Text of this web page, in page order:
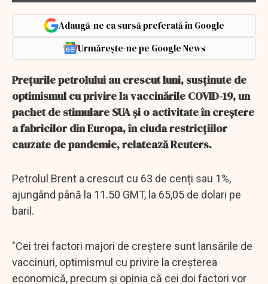
Adaugă-ne ca sursă preferată în Google
Urmărește-ne pe Google News
Prețurile petrolului au crescut luni, susținute de
optimismul cu privire la vaccinările COVID-19, un
pachet de stimulare SUA și o activitate în creștere
a fabricilor din Europa, în ciuda restricțiilor
cauzate de pandemie, relatează Reuters.
Petrolul Brent a crescut cu 63 de cenți sau 1%,
ajungând până la 11.50 GMT, la 65,05 de dolari pe
baril.
"Cei trei factori majori de creștere sunt lansările de
vaccinuri, optimismul cu privire la creșterea
economică, precum și opinia că cei doi factori vor